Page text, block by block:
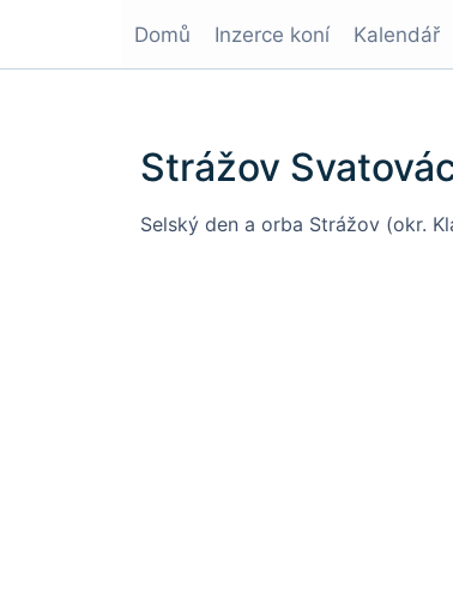
Domů Inzerce koní Kalendář
Strážov
Selský den a orba Strážov (okr.